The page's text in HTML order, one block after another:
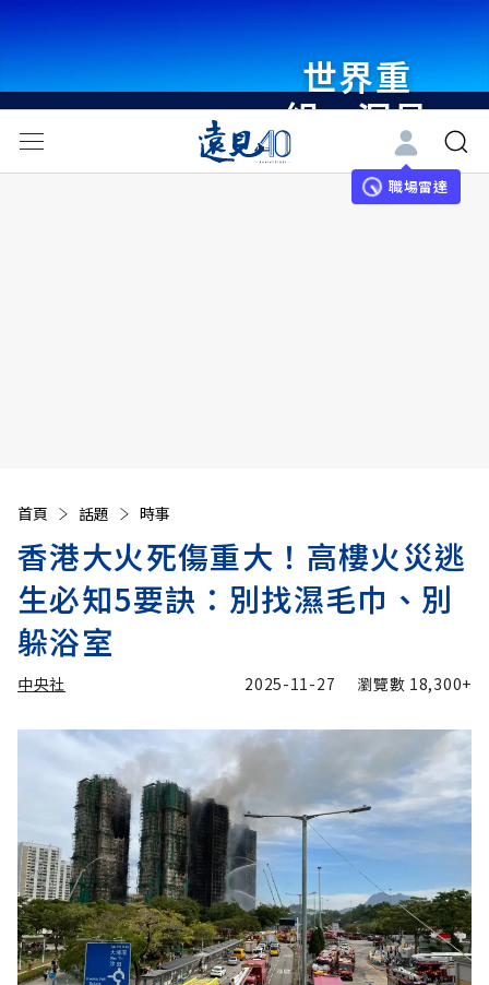
世界重
組・洞見
未來 與
世界領袖
職場雷達
首頁 話題 時事
香港大火死傷重大！高樓火災逃
生必知5要訣：別找濕毛巾、別
躲浴室
中央社 2025-11-27 瀏覽數 18,300+